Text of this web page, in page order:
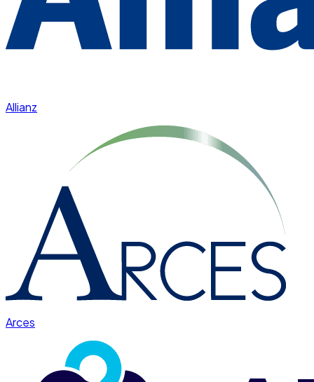
Allianz
Arces